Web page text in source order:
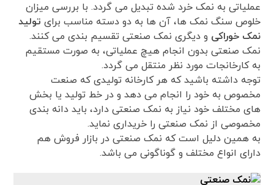
عملیاتی به نمک خرد شده تبدیل می گردد. با بررسی میزان
خلوص سنگ نمک ها، آن ها به دو دسته مناسب برای تولید
نمک خوراکی و دیگری نمک صنعتی تقسیم بندی می کنند.
نمک صنعتی بدون انجام هیچ عملیاتی، به صورت مستقیم
به کارخانجات مورد نظر منتقل می گردد.
توجه داشته باشید که هر کارخانه تولیدی که صنعت
مخصوص به خود را انجام می دهد و در خط تولید یا بخش
های مختلف خود نیاز به نمک صنعتی دارد، باید دانه بندی
مخصوصی از نمک صنعتی را خریداری نماید.
به همین دلیل است که نمک صنعتی در بازار فروش هم
دارای انواع مختلف و گوناگونی می باشد.